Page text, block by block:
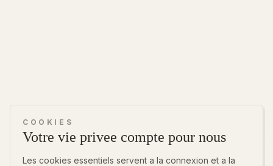
COOKIES
Votre vie privee compte pour nous
Les cookies essentiels servent a la connexion et a la